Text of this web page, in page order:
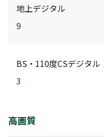
地上デジタル
9
BS・110度CSデジタル
3
高画質